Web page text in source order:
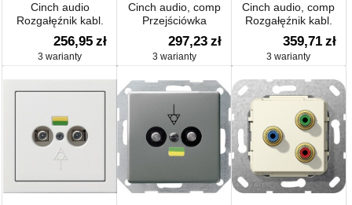
Cinch audio
Rozgałęźnik kabl.
Urządzenie podtynk.
256,95 zł
3 warianty
Cinch audio, comp
Przejściówka
Urządzenie podtynk.
297,23 zł
3 warianty
Cinch audio, comp
Rozgałęźnik kabl.
Urządzenie podtynk.
359,71 zł
3 warianty